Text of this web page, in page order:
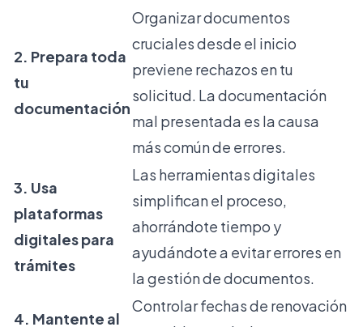
2. Prepara toda
tu
documentación
Organizar documentos
cruciales desde el inicio
previene rechazos en tu
solicitud. La documentación
mal presentada es la causa
más común de errores.
3. Usa
plataformas
digitales para
trámites
Las herramientas digitales
simplifican el proceso,
ahorrándote tiempo y
ayudándote a evitar errores en
la gestión de documentos.
4. Mantente al
Controlar fechas de renovación